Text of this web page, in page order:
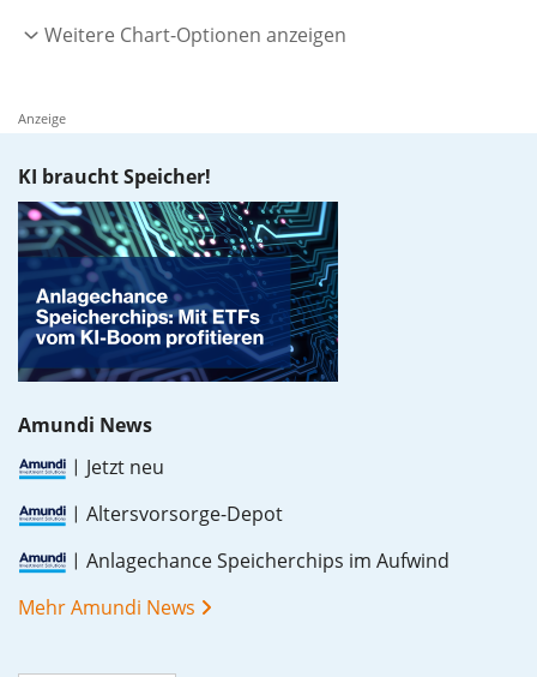
Weitere Chart-Optionen anzeigen
Anzeige
KI braucht Speicher!
Amundi News
Jetzt neu
Altersvorsorge-Depot
Anlagechance Speicherchips im Aufwind
Mehr Amundi News